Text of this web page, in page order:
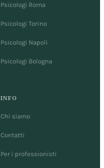
Psicologi Roma
Psicologi Torino
Psicologi Napoli
Psicologi Bologna
INFO
Chi siamo
Contatti
Per i professionisti